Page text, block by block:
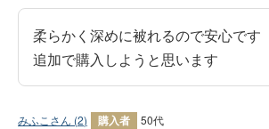
柔らかく深めに被れるので安心です
追加で購入しようと思います
みふこ 2 購入者 50代